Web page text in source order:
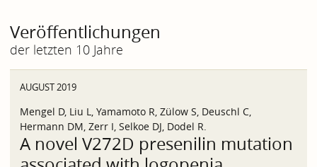
Veröffentlichungen
der letzten 10 Jahre
AUGUST 2019
Mengel D, Liu L, Yamamoto R, Zülow S, Deuschl C,
Hermann DM, Zerr I, Selkoe DJ, Dodel R.
A novel V272D presenilin mutation